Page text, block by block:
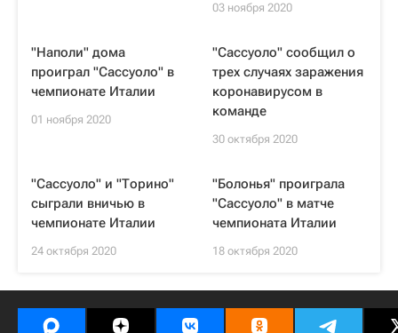
03 ноября 2020
"Наполи" дома
проиграл "Сассуоло" в
чемпионате Италии
01 ноября 2020
"Сассуоло" сообщил о
трех случаях заражения
коронавирусом в
команде
30 октября 2020
"Сассуоло" и "Торино"
сыграли вничью в
чемпионате Италии
24 октября 2020
"Болонья" проиграла
"Сассуоло" в матче
чемпионата Италии
18 октября 2020